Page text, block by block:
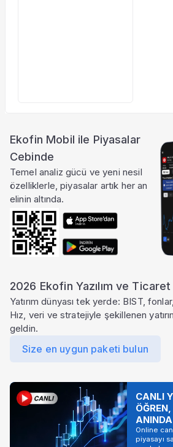
Ekofin Mobil ile Piyasalar
Cebinde
Temel analiz gücü ve yeni nesil
özelliklerle, piyasalar artık her an
elinin altında.
2026 Ekofin Yazılım ve
Yatırım dünyası tek yerde: BIST,
Hız, veri ve stratejiyle şekillenen
geldin.
Size en uygun paketi bulun
CANLI
ÖĞREN,
Online
piyasayı